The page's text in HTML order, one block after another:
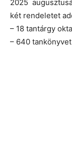
2025
két rendeletet
– 18 tantárgy
– 640